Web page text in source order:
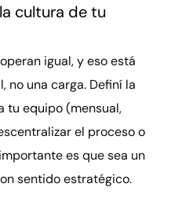
cultura de tu
igual, y eso está
no una carga. Definí la
tu equipo (mensual,
el proceso o
es que sea un
sentido estratégico.